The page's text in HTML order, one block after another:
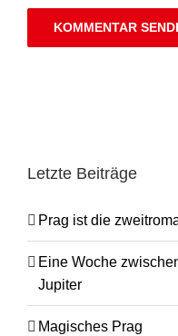
Letzte Beiträge
Prag ist die
Eine Woche
Jupiter
Magisches Prag